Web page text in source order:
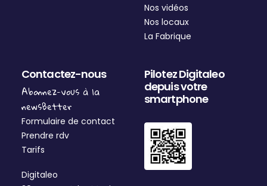
Nos vidéos
Nos locaux
La Fabrique
Contactez-nous
Abonnez-vous à la
newsBetter
Formulaire de contact
Prendre rdv
Tarifs
Digitaleo
Pilotez Digitaleo
depuis votre
smartphone